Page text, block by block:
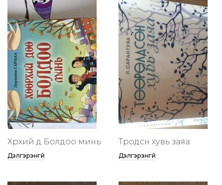
Хөөрхий дөө Болдоо минь
Дэлгэрэнгүй
Төөрөодсөн хувь заяа
Дэлгэрэнгүй